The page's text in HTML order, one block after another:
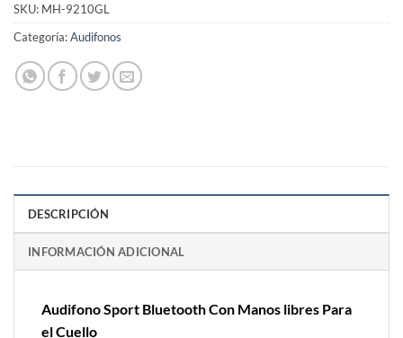
SKU: MH-9210GL
Categoría:Audifonos
DESCRIPCIÓN
INFORMACIÓN ADICIONAL
Audifono Sport Bluetooth Con Manos libres Para
el Cuello